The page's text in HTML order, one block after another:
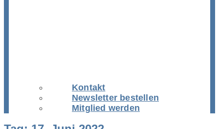
Kontakt
Newsletter bestellen
Mitglied werden